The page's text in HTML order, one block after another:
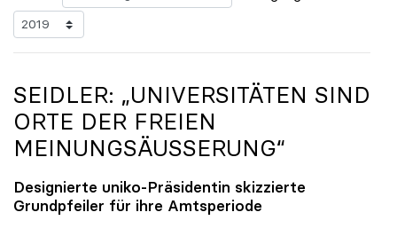
SEIDLER: „UNIVERSITÄTEN SIND
ORTE DER FREIEN
MEINUNGSÄUSSERUNG“
Designierte uniko-Präsidentin skizzierte
Grundpfeiler für ihre Amtsperiode